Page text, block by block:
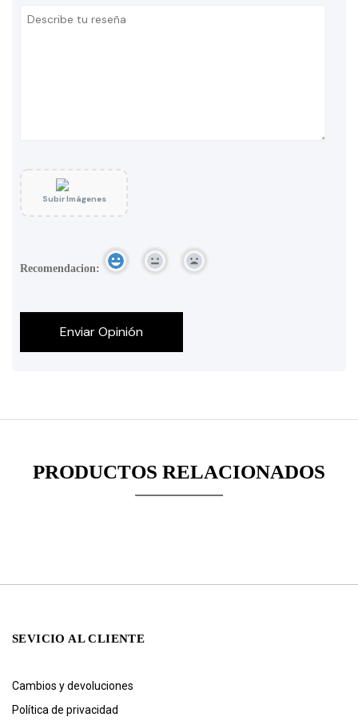
Subir Imágenes
Recomendacion:
PRODUCTOS RELACIONADOS
SEVICIO AL CLIENTE
Cambios y devoluciones
Política de privacidad